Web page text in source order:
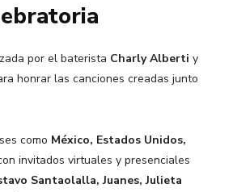
por el baterista Charly Alberti y
honrar las canciones creadas junto
como México, Estados Unidos,
invitados virtuales y presenciales
Santaolalla, Juanes, Julieta